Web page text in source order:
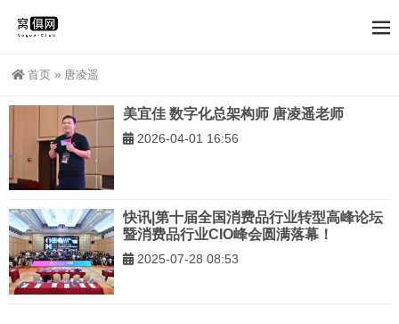
首页 » 唐凌遥
美宜佳 数字化总架构师 唐凌遥老师
2026-04-01 16:56
快讯|第十届全国消费品行业转型高峰论坛
暨消费品行业CIO峰会圆满落幕！
2025-07-28 08:53